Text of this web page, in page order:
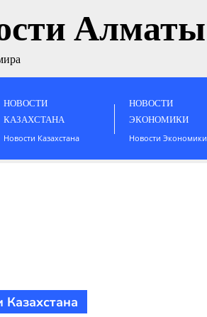
Алматы
НОВОСТИ
КАЗАХСТАНА
Новости Казахстана
НОВОСТИ
ЭКОНОМИКИ
Новости Экономики
Казахстана